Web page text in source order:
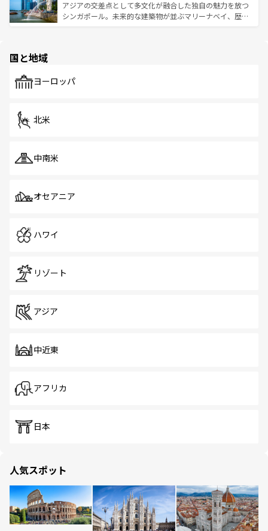
が待っている。親しみやすいタイの人々、仏教を中心とし
た文化、そして多様な観光資源が、訪れる旅人を魅了し続
ており、効率よく見どころを回れるのも魅力。息をのむよ
うな絶景から文化的な体験まで、香港を存分に楽しみ尽く
アジアの交差点として多文化が融合した独自の魅力を放つ
シンガポール。未来的な建築物が並ぶマリーナベイ、歴史
で、ホーカーズは地元の風情を楽しめる外せないスポット
国と地域
ヨーロッパ
北米
中南米
オセアニア
ハワイ
リゾート
アジア
中近東
アフリカ
日本
人気スポット